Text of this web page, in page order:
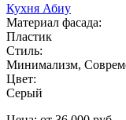
Кухня Абиу
Материал фасада:
Пластик
Стиль:
Минимализм,
Цвет:
Серый